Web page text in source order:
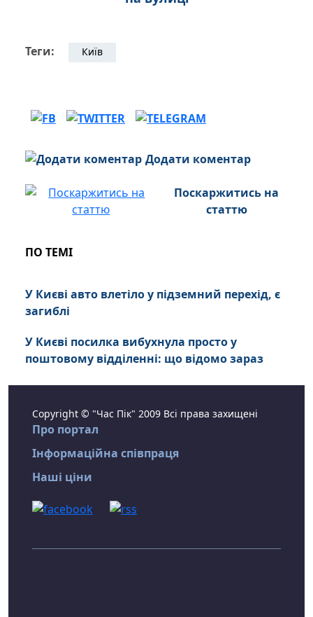
Теги: Київ
Додати коментар
Поскаржитись на
статтю
ПО ТЕМІ
У Києві авто влетіло у підземний перехід, є
загиблі
У Києві посилка вибухнула просто у
поштовому відділенні: що відомо зараз
Copyright © "Час Пік" 2009 Всі права захищені
Про портал
Інформаційна співпраця
Наші ціни